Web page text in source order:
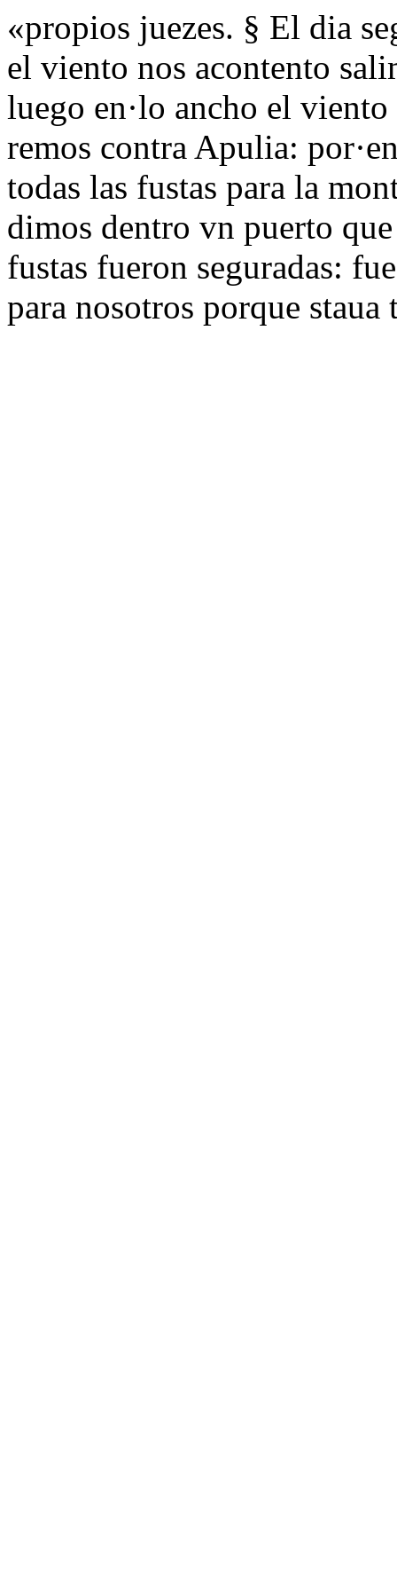
«propios juezes. § El dia
el viento nos acontento
luego en·lo ancho el
remos contra Apulia:
todas las fustas para la
dimos dentro vn puerto
fustas fueron seguradas:
para nosotros porque staua